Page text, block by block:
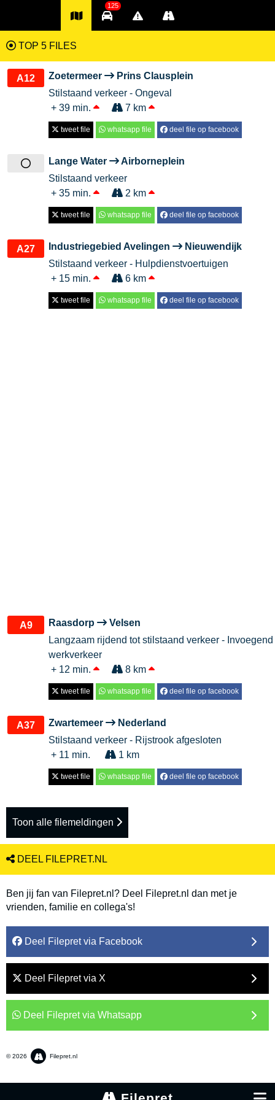
125
TOP 5 FILES
A12 Zoetermeer
Prins Clausplein
Stilstaand verkeer - Ongeval
+ 39 min.
7 km
tweet file whatsapp file deel file op facebook
Lange Water
Airborneplein
Stilstaand verkeer
+ 35 min.
2 km
tweet file whatsapp file deel file op facebook
A27 Industriegebied Avelingen
Nieuwendijk
Stilstaand verkeer - Hulpdienstvoertuigen
+ 15 min.
6 km
tweet file whatsapp file deel file op facebook
A9 Raasdorp
Velsen
Langzaam rijdend tot stilstaand verkeer - Invoegend
werkverkeer
+ 12 min.
8 km
tweet file whatsapp file deel file op facebook
A37 Zwartemeer
Nederland
Stilstaand verkeer - Rijstrook afgesloten
+ 11 min.
1 km
tweet file whatsapp file deel file op facebook
Toon alle filemeldingen
DEEL FILEPRET.NL
Ben jij fan van Filepret.nl? Deel Filepret.nl dan met je
vrienden, familie en collega's!
Deel Filepret via Facebook
Deel Filepret via X
Deel Filepret via Whatsapp
© 2026 Filepret.nl